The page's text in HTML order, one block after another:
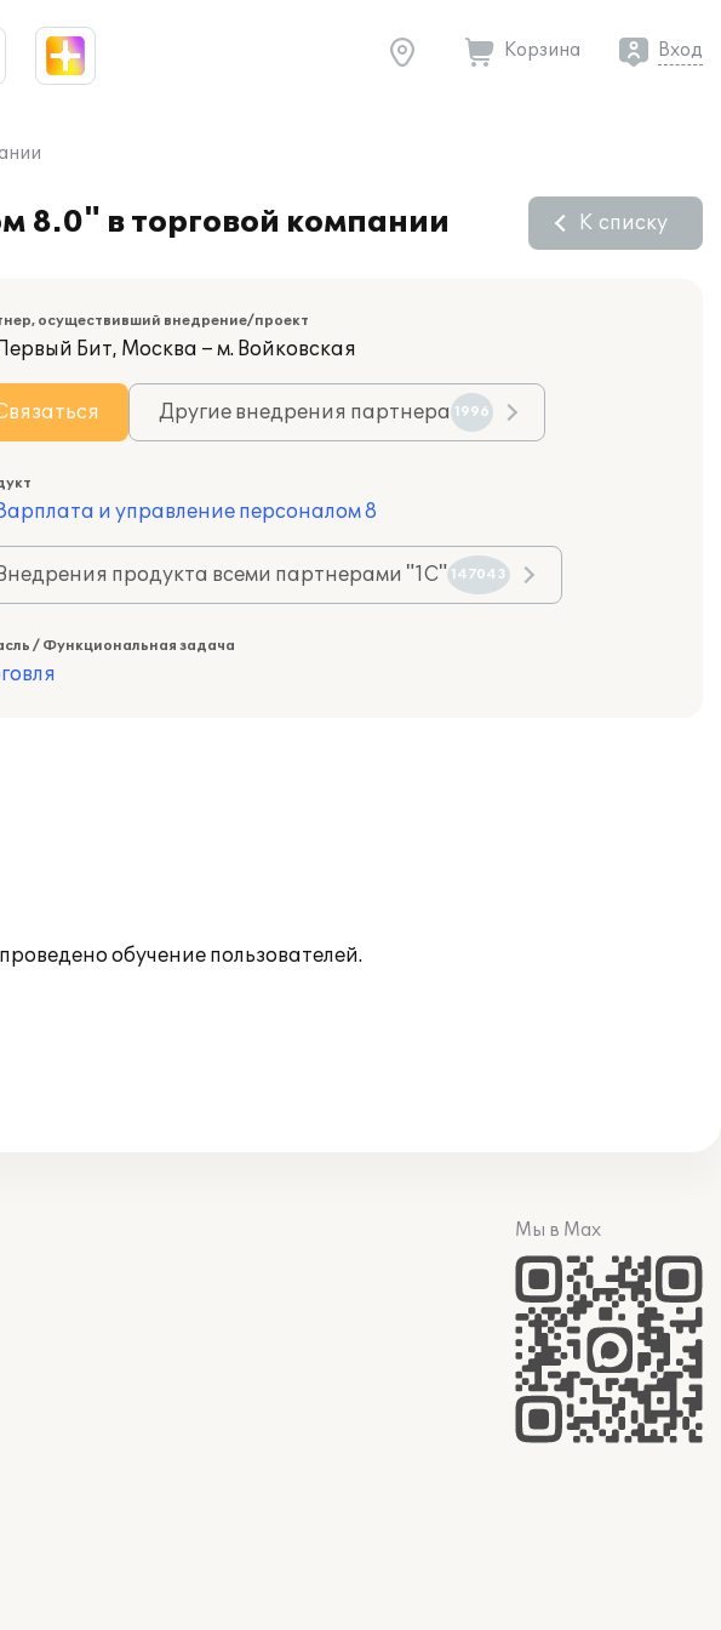
Корзина Вход
8.0" в торговой компании К списку
осуществивший внедрение/проект
Бит, Москва – м. Войковская
Другие внедрения партнера 1996
и управление персоналом 8
продукта всеми партнерами "1С" 147043
/ Функциональная задача
обучение пользователей.
Мы в Max